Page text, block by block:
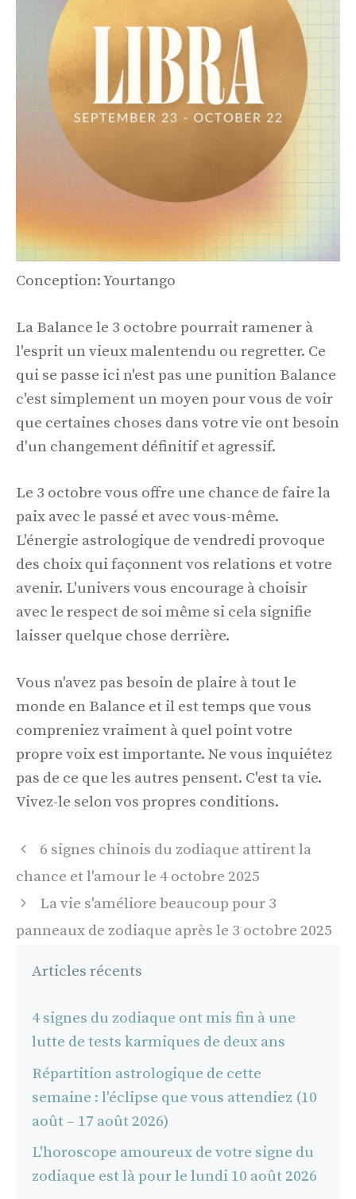
Conception: Yourtango
La Balance le 3 octobre pourrait ramener à
l'esprit un vieux malentendu ou regretter. Ce
qui se passe ici n'est pas une punition Balance
c'est simplement un moyen pour vous de voir
que certaines choses dans votre vie ont besoin
d'un changement définitif et agressif.
Le 3 octobre vous offre une chance de faire la
paix avec le passé et avec vous-même.
L'énergie astrologique de vendredi provoque
des choix qui façonnent vos relations et votre
avenir. L'univers vous encourage à choisir
avec le respect de soi même si cela signifie
laisser quelque chose derrière.
Vous n'avez pas besoin de plaire à tout le
monde en Balance et il est temps que vous
compreniez vraiment à quel point votre
propre voix est importante. Ne vous inquiétez
pas de ce que les autres pensent. C'est ta vie.
Vivez-le selon vos propres conditions.
Navigation
des
6 signes chinois du zodiaque attirent la
chance et l'amour le 4 octobre 2025
La vie s'améliore beaucoup pour 3
panneaux de zodiaque après le 3 octobre 2025
Articles récents
4 signes du zodiaque ont mis fin à une
lutte de tests karmiques de deux ans
Répartition astrologique de cette
semaine : l'éclipse que vous attendiez (10
août – 17 août 2026)
L'horoscope amoureux de votre signe du
zodiaque est là pour le lundi 10 août 2026